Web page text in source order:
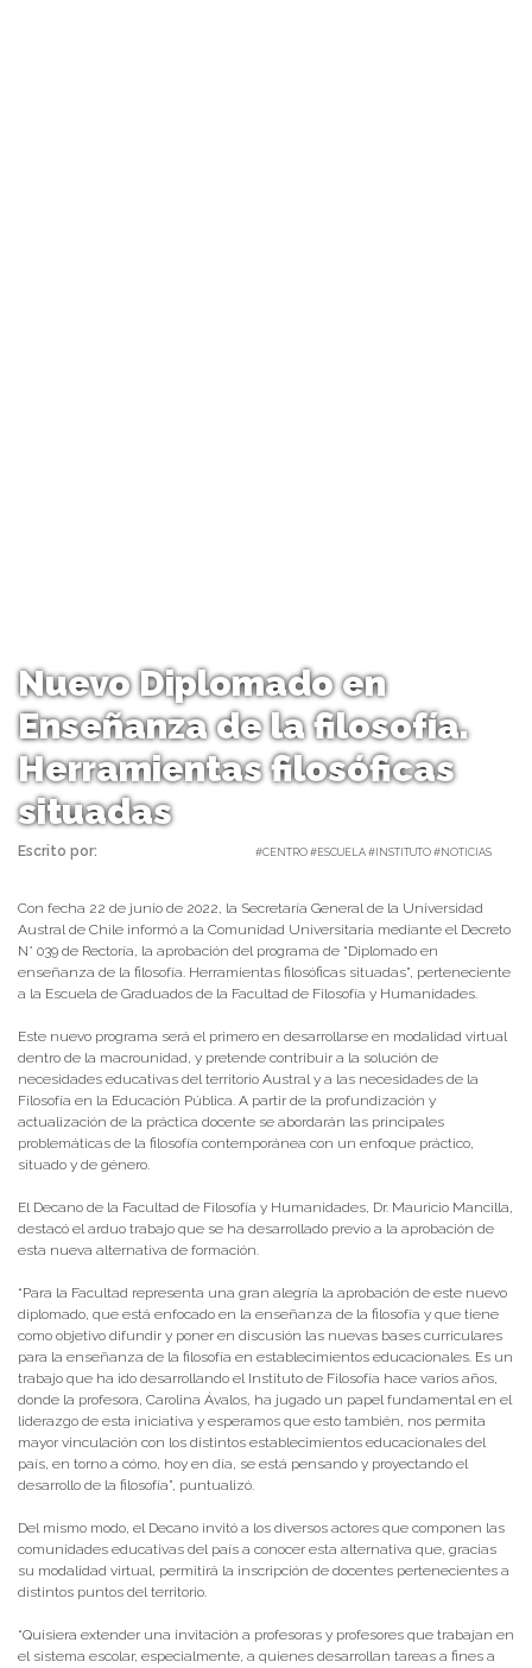
Nuevo Diplomado en
Enseñanza de la filosofía.
Herramientas filosóficas
situadas
Escrito por: #CENTRO #ESCUELA #INSTITUTO #NOTICIAS
Con fecha 22 de junio de 2022, la Secretaría General de la Universidad
Austral de Chile informó a la Comunidad Universitaria mediante el Decreto
N° 039 de Rectoría, la aprobación del programa de “Diplomado en
enseñanza de la filosofía. Herramientas filosóficas situadas”, perteneciente
a la Escuela de Graduados de la Facultad de Filosofía y Humanidades.
Este nuevo programa será el primero en desarrollarse en modalidad virtual
dentro de la macrounidad, y pretende contribuir a la solución de
necesidades educativas del territorio Austral y a las necesidades de la
Filosofía en la Educación Pública. A partir de la profundización y
actualización de la práctica docente se abordarán las principales
problemáticas de la filosofía contemporánea con un enfoque práctico,
situado y de género.
El Decano de la Facultad de Filosofía y Humanidades, Dr. Mauricio Mancilla,
destacó el arduo trabajo que se ha desarrollado previo a la aprobación de
esta nueva alternativa de formación.
“Para la Facultad representa una gran alegría la aprobación de este nuevo
diplomado, que está enfocado en la enseñanza de la filosofía y que tiene
como objetivo difundir y poner en discusión las nuevas bases curriculares
para la enseñanza de la filosofía en establecimientos educacionales. Es un
trabajo que ha ido desarrollando el Instituto de Filosofía hace varios años,
donde la profesora, Carolina Ávalos, ha jugado un papel fundamental en el
liderazgo de esta iniciativa y esperamos que esto también, nos permita
mayor vinculación con los distintos establecimientos educacionales del
país, en torno a cómo, hoy en día, se está pensando y proyectando el
desarrollo de la filosofía”, puntualizó.
Del mismo modo, el Decano invitó a los diversos actores que componen las
comunidades educativas del país a conocer esta alternativa que, gracias
su modalidad virtual, permitirá la inscripción de docentes pertenecientes a
distintos puntos del territorio.
“Quisiera extender una invitación a profesoras y profesores que trabajan en
el sistema escolar, especialmente, a quienes desarrollan tareas a fines a